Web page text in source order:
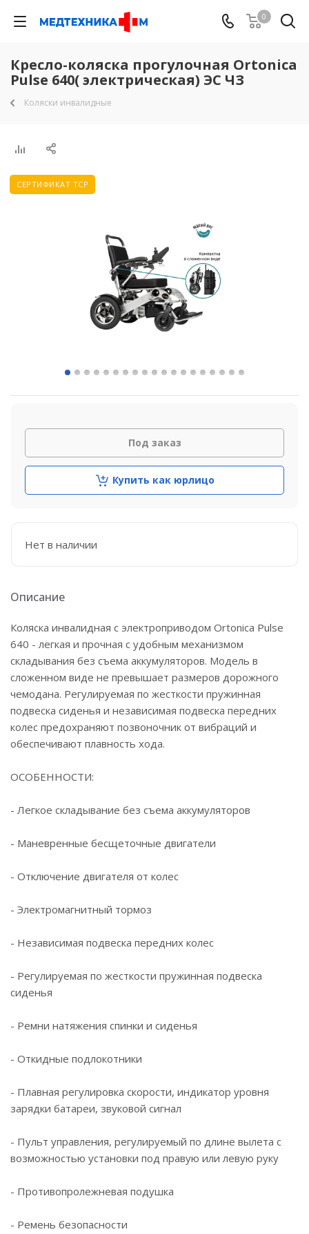
0
Кресло-коляска прогулочная Ortonica
Pulse 640( электрическая) ЭС ЧЗ
Коляски инвалидные
СЕРТИФИКАТ ТСР
Под заказ
Купить как юрлицо
Нет в наличии
Описание
Коляска инвалидная с электроприводом Ortonica Pulse
640 - легкая и прочная с удобным механизмом
складывания без съема аккумуляторов. Модель в
сложенном виде не превышает размеров дорожного
чемодана. Регулируемая по жесткости пружинная
подвеска сиденья и независимая подвеска передних
колес предохраняют позвоночник от вибраций и
обеспечивают плавность хода.
ОСОБЕННОСТИ:
- Легкое складывание без съема аккумуляторов
- Маневренные бесщеточные двигатели
- Отключение двигателя от колес
- Электромагнитный тормоз
- Независимая подвеска передних колес
- Регулируемая по жесткости пружинная подвеска
сиденья
- Ремни натяжения спинки и сиденья
- Откидные подлокотники
- Плавная регулировка скорости, индикатор уровня
зарядки батареи, звуковой сигнал
- Пульт управления, регулируемый по длине вылета с
возможностью установки под правую или левую руку
- Противопролежневая подушка
- Ремень безопасности